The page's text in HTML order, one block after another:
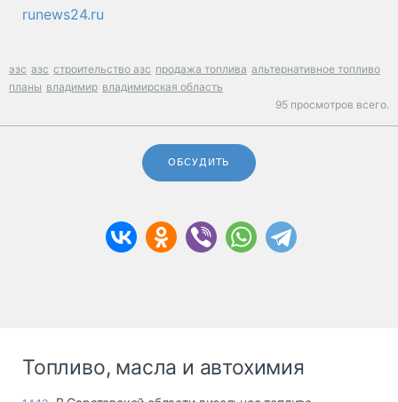
runews24.ru
эзс азс строительство азс продажа топлива альтернативное топливо
планы владимир владимирская область
95 просмотров всего.
ОБСУДИТЬ
Топливо, масла и автохимия